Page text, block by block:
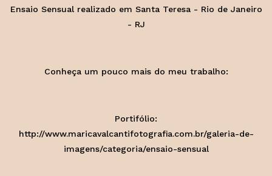
Ensaio Sensual realizado em Santa Teresa - Rio de Janeiro
- RJ
Conheça um pouco mais do meu trabalho:
Portifólio:
http://www.maricavalcantifotografia.com.br/galeria-de-
imagens/categoria/ensaio-sensual